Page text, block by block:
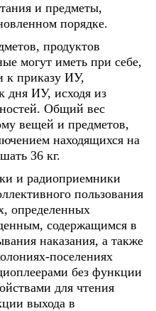
и предметы,
порядке.
продуктов
могут иметь при себе,
к приказу ИУ,
дня ИУ, исходя из
Общий вес
вещей и предметов,
находящихся на
36 кг.
и радиоприемники
пользования
определенных
содержащимся в
наказания, а также
поселениях
без функции
для чтения
выхода в